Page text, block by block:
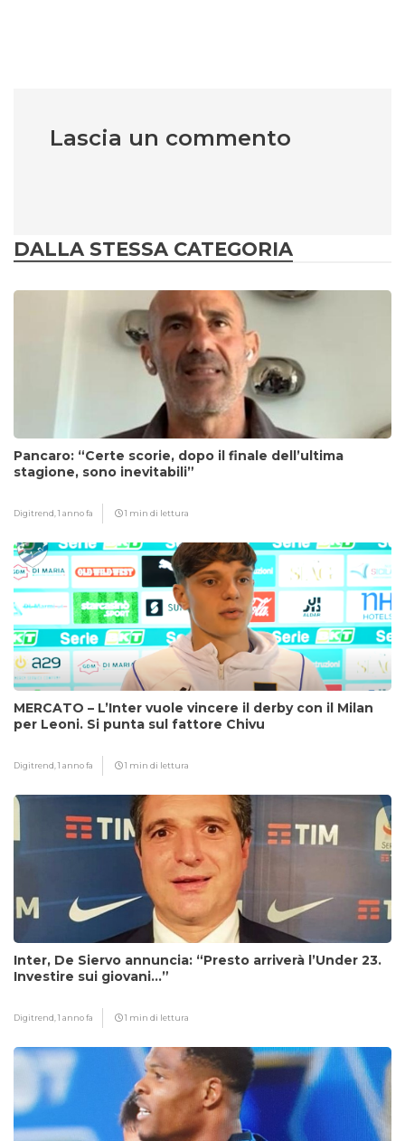
Lascia un commento
DALLA STESSA CATEGORIA
Pancaro: “Certe scorie, dopo il finale dell’ultima
stagione, sono inevitabili”
Digitrend,1 anno fa 1 min di lettura
MERCATO – L’Inter vuole vincere il derby con il Milan
per Leoni. Si punta sul fattore Chivu
Digitrend,1 anno fa 1 min di lettura
Inter, De Siervo annuncia: “Presto arriverà l’Under 23.
Investire sui giovani…”
Digitrend,1 anno fa 1 min di lettura